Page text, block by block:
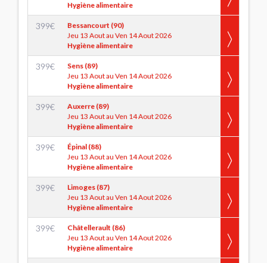
Hygiène alimentaire
399€
Bessancourt (90)
Jeu 13 Aout au Ven 14 Aout 2026
Hygiène alimentaire
399€
Sens (89)
Jeu 13 Aout au Ven 14 Aout 2026
Hygiène alimentaire
399€
Auxerre (89)
Jeu 13 Aout au Ven 14 Aout 2026
Hygiène alimentaire
399€
Épinal (88)
Jeu 13 Aout au Ven 14 Aout 2026
Hygiène alimentaire
399€
Limoges (87)
Jeu 13 Aout au Ven 14 Aout 2026
Hygiène alimentaire
399€
Châtellerault (86)
Jeu 13 Aout au Ven 14 Aout 2026
Hygiène alimentaire